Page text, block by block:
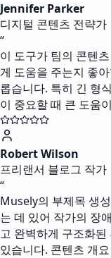
Jennifer Parker
디지털 콘텐츠 전략가
“
이 도구가 팀의 콘텐
게 도움을 주는지 좋
롭습니다. 특히 긴 형
이 중요할 때 큰 도움
Robert Wilson
프리랜서 블로그 작가
“
Musely의 부제목 생
는 데 있어 작가의 장
고 완벽하게 구조화
있습니다. 콘텐츠 개